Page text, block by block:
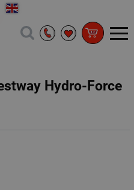
Hydro-Force